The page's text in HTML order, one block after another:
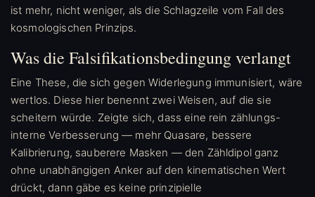
ist mehr, nicht weniger, als die Schlagzeile vom Fall des
kosmologischen Prinzips.
Was die Falsifikationsbedingung verlangt
Eine These, die sich gegen Widerlegung immunisiert, wäre
wertlos. Diese hier benennt zwei Weisen, auf die sie
scheitern würde. Zeigte sich, dass eine rein zählungs-
interne Verbesserung — mehr Quasare, bessere
Kalibrierung, sauberere Masken — den Zähldipol ganz
ohne unabhängigen Anker auf den kinematischen Wert
drückt, dann gäbe es keine prinzipielle